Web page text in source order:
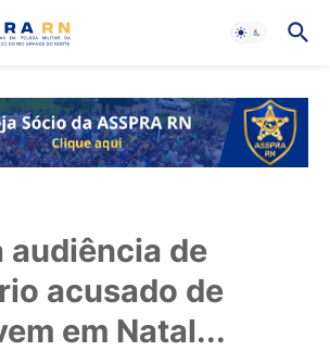
audiência de
acusado de
em Natal...